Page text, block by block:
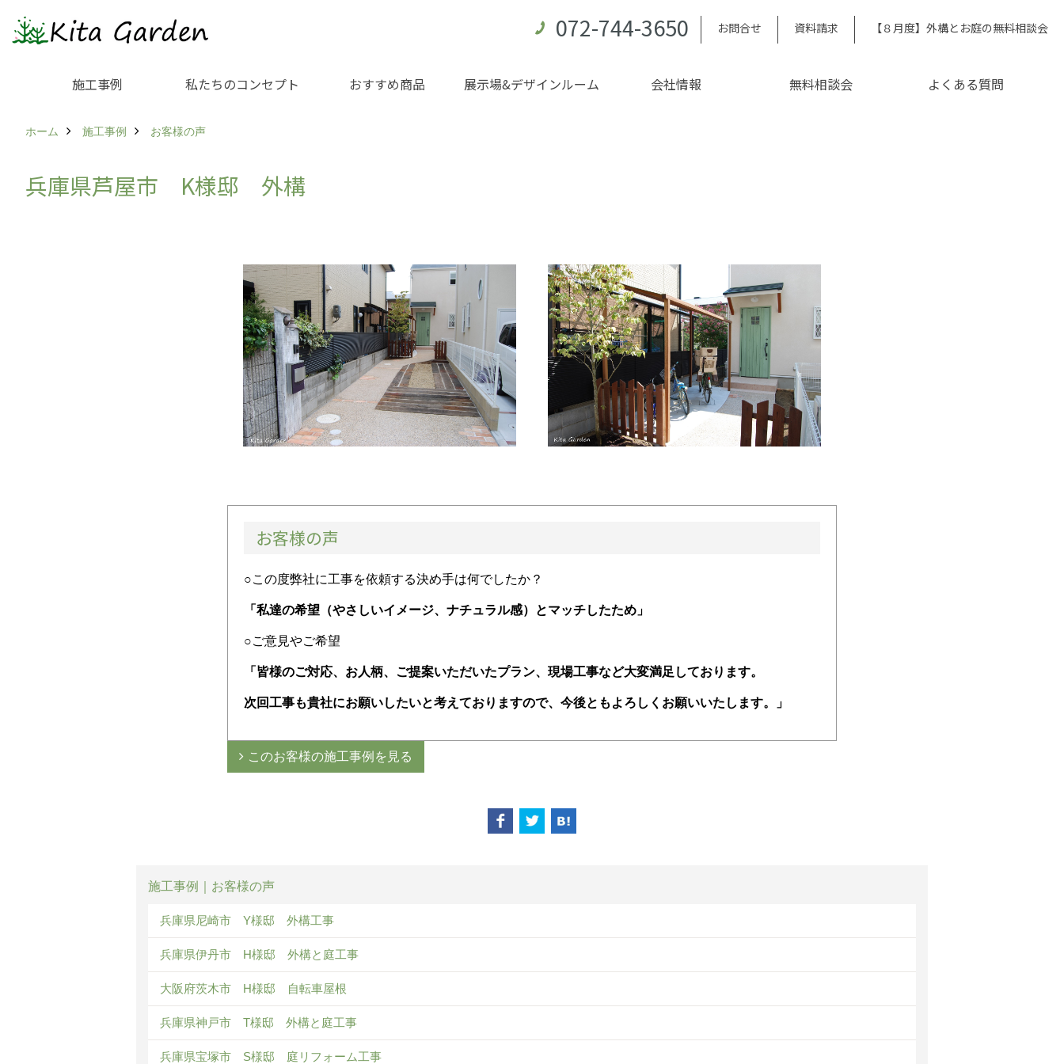
072-744-3650 お問合せ 資料請求 【８月度】外構とお庭の無料相談会
施工事例 私たちのコンセプト おすすめ商品 展示場&デザインルーム 会社情報 無料相談会 よくある質問
ホーム 施工事例 お客様の声
兵庫県芦屋市 K様邸 外構
お客様の声
○この度弊社に工事を依頼する決め手は何でしたか？
「私達の希望（やさしいイメージ、ナチュラル感）とマッチしたため」
○ご意見やご希望
「皆様のご対応、お人柄、ご提案いただいたプラン、現場工事など大変満足しております。
次回工事も貴社にお願いしたいと考えておりますので、今後ともよろしくお願いいたします。」
このお客様の施工事例を見る
施工事例｜お客様の声
兵庫県尼崎市 Y様邸 外構工事
兵庫県伊丹市 H様邸 外構と庭工事
大阪府茨木市 H様邸 自転車屋根
兵庫県神戸市 T様邸 外構と庭工事
兵庫県宝塚市 S様邸 庭リフォーム工事